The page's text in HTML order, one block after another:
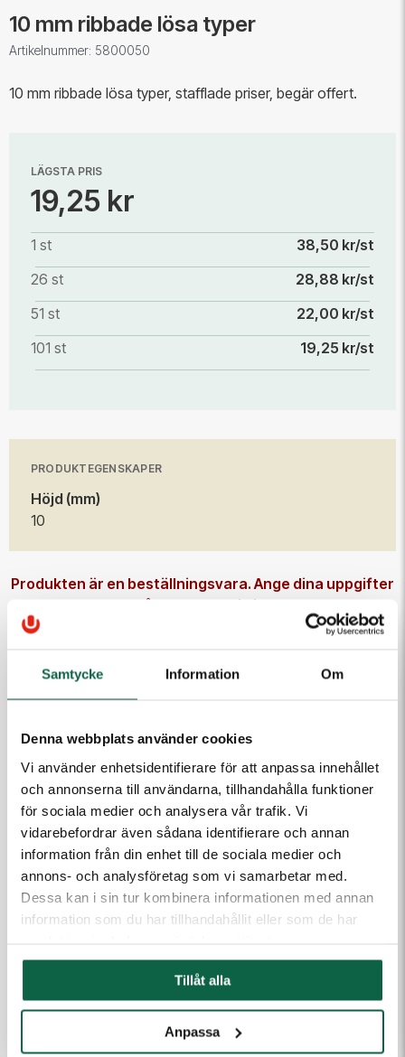
Samtycke Information Om
Denna webbplats använder cookies
Vi använder enhetsidentifierare för att anpassa innehållet
och annonserna till användarna, tillhandahålla funktioner
för sociala medier och analysera vår trafik. Vi
vidarebefordrar även sådana identifierare och annan
information från din enhet till de sociala medier och
annons- och analysföretag som vi samarbetar med.
Dessa kan i sin tur kombinera informationen med annan
information som du har tillhandahållit eller som de har
Tillåt alla
Anpassa
10 mm ribbade lösa typer
Artikelnummer: 5800050
10 mm ribbade lösa typer, stafflade priser, begär offert.
LÄGSTA PRIS
19,25 kr
1 st
38,50 kr/st
26 st
28,88 kr/st
51 st
22,00 kr/st
101 st
19,25 kr/st
PRODUKTEGENSKAPER
Höjd (mm)
10
Produkten är en beställningsvara. Ange dina uppgifter
så kontaktar vi dig.
Meddelande till kundtjänst
upp filer